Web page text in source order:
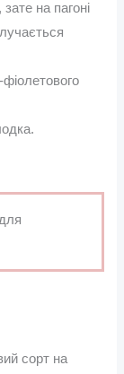
на пагоні
сорт на